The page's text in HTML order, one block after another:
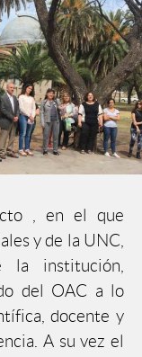
, en el que
y de la UNC,
la institución,
del OAC a lo
docente y
A su vez el